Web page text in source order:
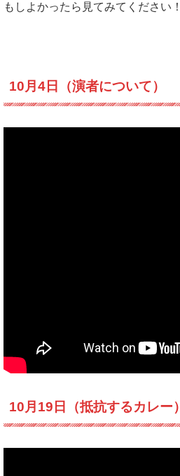
もしよかったら見てみてください！
10月4日（演者について）
10月19日（抵抗するカレー）